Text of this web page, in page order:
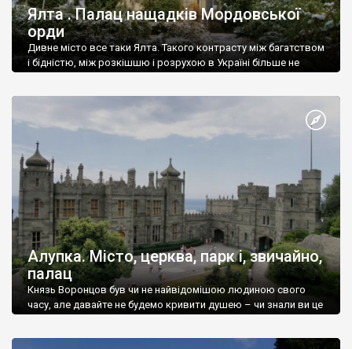
Ялта . Палац нащадків Мордовської
орди
Дивне місто все таки Ялта. Такого контрасту між багатством
і бідністю, між розкішшю і розрухою в Україні більше не
Алупка. Місто, церква, парк і, звичайно,
палац
Князь Воронцов був чи не найвідомішою людиною свого
часу, але давайте не будемо кривити душею – чи знали ви це